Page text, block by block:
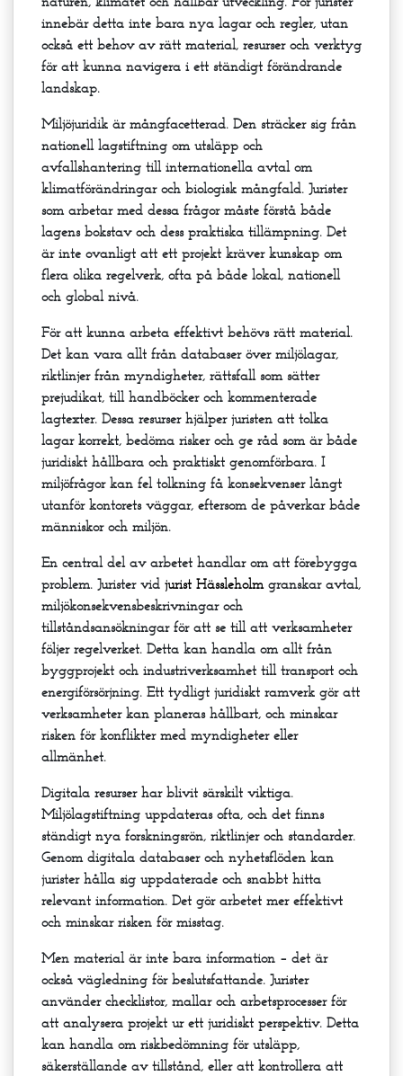
innebär detta inte bara nya lagar och regler, utan
också ett behov av rätt material, resurser och verktyg
för att kunna navigera i ett ständigt förändrande
landskap.
Miljöjuridik är mångfacetterad. Den sträcker sig från
nationell lagstiftning om utsläpp och
avfallshantering till internationella avtal om
klimatförändringar och biologisk mångfald. Jurister
som arbetar med dessa frågor måste förstå både
lagens bokstav och dess praktiska tillämpning. Det
är inte ovanligt att ett projekt kräver kunskap om
flera olika regelverk, ofta på både lokal, nationell
och global nivå.
För att kunna arbeta effektivt behövs rätt material.
Det kan vara allt från databaser över miljölagar,
riktlinjer från myndigheter, rättsfall som sätter
prejudikat, till handböcker och kommenterade
lagtexter. Dessa resurser hjälper juristen att tolka
lagar korrekt, bedöma risker och ge råd som är både
juridiskt hållbara och praktiskt genomförbara. I
miljöfrågor kan fel tolkning få konsekvenser långt
utanför kontorets väggar, eftersom de påverkar både
människor och miljön.
En central del av arbetet handlar om att förebygga
problem. Jurister vid jurist Hässleholmgranskar avtal,
miljökonsekvensbeskrivningar och
tillståndsansökningar för att se till att verksamheter
följer regelverket. Detta kan handla om allt från
byggprojekt och industriverksamhet till transport och
energiförsörjning. Ett tydligt juridiskt ramverk gör att
verksamheter kan planeras hållbart, och minskar
risken för konflikter med myndigheter eller
allmänhet.
Digitala resurser har blivit särskilt viktiga.
Miljölagstiftning uppdateras ofta, och det finns
ständigt nya forskningsrön, riktlinjer och standarder.
Genom digitala databaser och nyhetsflöden kan
jurister hålla sig uppdaterade och snabbt hitta
relevant information. Det gör arbetet mer effektivt
och minskar risken för misstag.
Men material är inte bara information – det är
också vägledning för beslutsfattande. Jurister
använder checklistor, mallar och arbetsprocesser för
att analysera projekt ur ett juridiskt perspektiv. Detta
kan handla om riskbedömning för utsläpp,
säkerställande av tillstånd, eller att kontrollera att